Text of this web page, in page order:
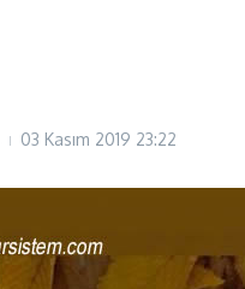
03 Kasım 2019 23:22